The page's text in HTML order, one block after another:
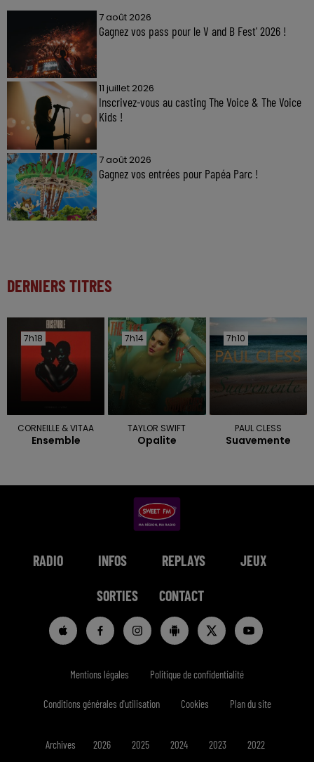
7 août 2026
Gagnez vos pass pour le V and B Fest' 2026 !
11 juillet 2026
Inscrivez-vous au casting The Voice & The Voice
Kids !
7 août 2026
Gagnez vos entrées pour Papéa Parc !
DERNIERS TITRES
7h18
7h18
CORNEILLE & VITAA
Ensemble
7h14
7h14
TAYLOR SWIFT
Opalite
7h10
7h10
PAUL CLESS
Suavemente
RADIO INFOS REPLAYS JEUX
SORTIES CONTACT
Mentions légales Politique de confidentialité
Conditions générales d'utilisation Cookies Plan du site
Archives 2026 2025 2024 2023 2022